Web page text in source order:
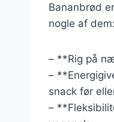
Bananbrød
nogle af dem:
– **Rig på
–
snack før
–